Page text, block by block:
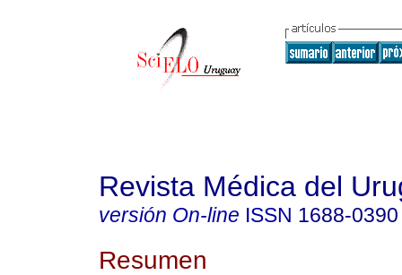
Revista Médica del
versión On-line ISSN 1688-0390
Resumen